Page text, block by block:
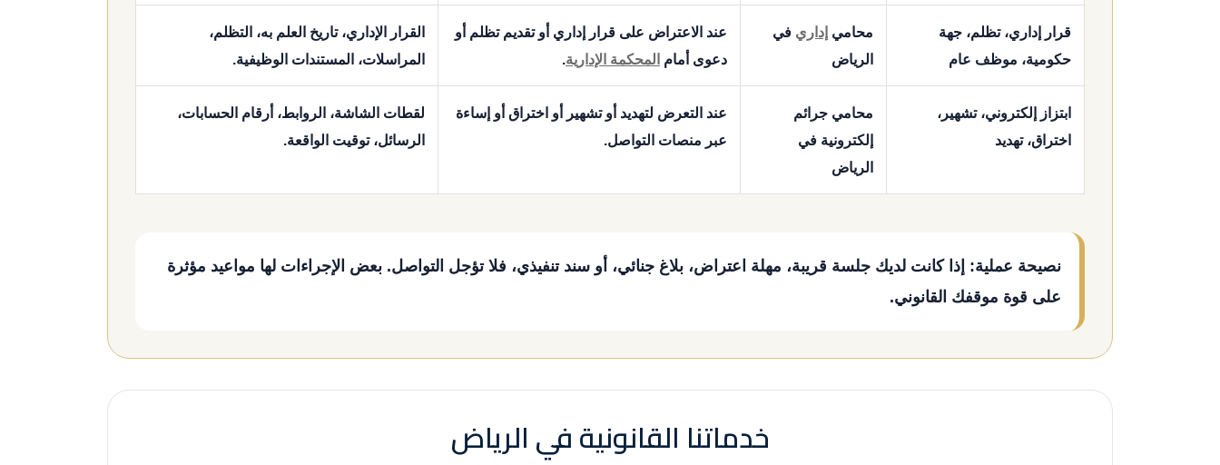
قرار إداري، تظلم، جهة
حكومية، موظف عام
محامي إداري في
الرياض
عند الاعتراض على قرار إداري أو تقديم تظلم أو
دعوى أمام المحكمة الإدارية.
القرار الإداري، تاريخ العلم به، التظلم،
المراسلات، المستندات الوظيفية.
ابتزاز إلكتروني، تشهير،
اختراق، تهديد
محامي جرائم
إلكترونية في
الرياض
عند التعرض لتهديد أو تشهير أو اختراق أو إساءة
عبر منصات التواصل.
لقطات الشاشة، الروابط، أرقام الحسابات،
الرسائل، توقيت الواقعة.
نصيحة عملية: إذا كانت لديك جلسة قريبة، مهلة اعتراض، بلاغ جنائي، أو سند تنفيذي، فلا تؤجل التواصل. بعض الإجراءات لها مواعيد مؤثرة
على قوة موقفك القانوني.
خدماتنا القانونية في الرياض